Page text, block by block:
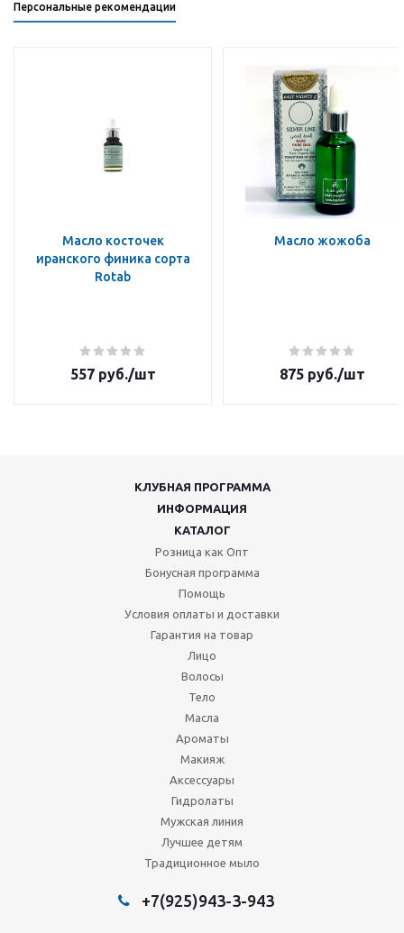
Персональные рекомендации
Масло косточек
иранского финика сорта
Rotab
557руб./шт
Масло жожоба
875руб./шт
КЛУБНАЯ ПРОГРАММА
ИНФОРМАЦИЯ
КАТАЛОГ
Розница как Опт
Бонусная программа
Помощь
Условия оплаты и доставки
Гарантия на товар
Лицо
Волосы
Тело
Масла
Ароматы
Макияж
Аксессуары
Гидролаты
Мужская линия
Лучшее детям
Традиционное мыло
+7(925)943-3-943